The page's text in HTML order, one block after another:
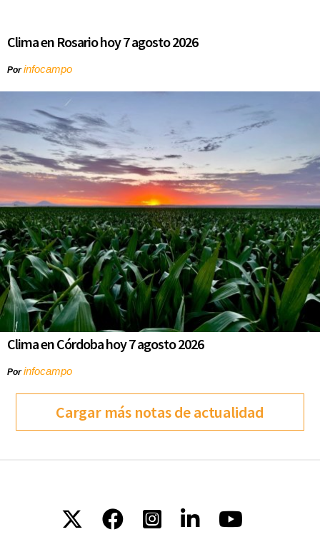
Clima en Rosario hoy 7 agosto 2026
Porinfocampo
Clima en Córdoba hoy 7 agosto 2026
Porinfocampo
Cargar más notas de actualidad